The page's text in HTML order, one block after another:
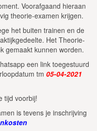
Voorafgaand hieraan
theorie-examen krijgen.
het buiten trainen en de
Het Theorie-
gemaakt kunnen worden.
een link toegestuurd
tm 05-04-2021
tijd voorbij!
is tevens je inschrijving